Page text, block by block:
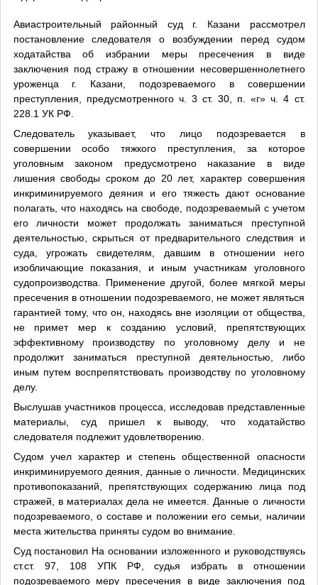
Авиастроительный районный суд г. Казани рассмотрел
постановление следователя о возбуждении перед судом
ходатайства об избрании меры пресечения в виде
заключения под стражу в отношении несовершеннолетнего
уроженца г. Казани, подозреваемого в совершении
преступления, предусмотренного ч. 3 ст. 30, п. «г» ч. 4 ст.
228.1 УК РФ.
Следователь указывает, что лицо подозревается в
совершении особо тяжкого преступления, за которое
уголовным законом предусмотрено наказание в виде
лишения свободы сроком до 20 лет, характер совершения
инкриминируемого деяния и его тяжесть дают основание
полагать, что находясь на свободе, подозреваемый с учетом
его личности может продолжать заниматься преступной
деятельностью, скрыться от предварительного следствия и
суда, угрожать свидетелям, давшим в отношении него
изобличающие показания, и иным участникам уголовного
судопроизводства. Применение другой, более мягкой меры
пресечения в отношении подозреваемого, не может являться
гарантией тому, что он, находясь вне изоляции от общества,
не примет мер к созданию условий, препятствующих
эффективному производству по уголовному делу и не
продолжит заниматься преступной деятельностью, либо
иным путем воспрепятствовать производству по уголовному
делу.
Выслушав участников процесса, исследовав представленные
материалы, суд пришел к выводу, что ходатайство
следователя подлежит удовлетворению.
Судом учел характер и степень общественной опасности
инкриминируемого деяния, данные о личности. Медицинских
противопоказаний, препятствующих содержанию лица под
стражей, в материалах дела не имеется. Данные о личности
подозреваемого, о составе и положении его семьи, наличии
места жительства приняты судом во внимание.
Суд постановил На основании изложенного и руководствуясь
ст.ст. 97, 108 УПК РФ, судья избрать в отношении
подозреваемого меру пресечения в виде заключения под